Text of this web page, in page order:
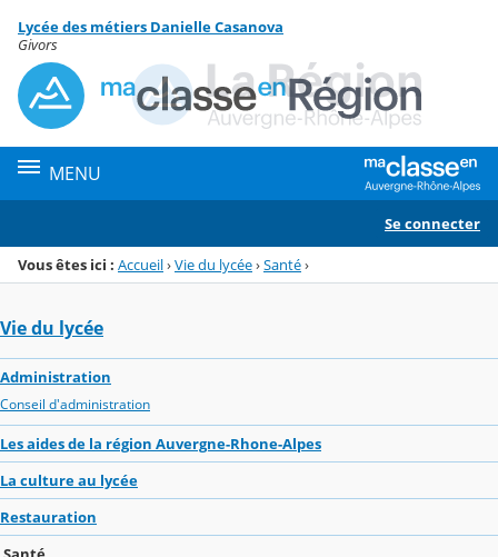
Menu de la rubrique
Contenu
Lycée des métiers Danielle Casanova
Givors
MENU
Se connecter
Vous êtes ici : Accueil›Vie du lycée›Santé›
Vie du lycée
Administration
Conseil d'administration
Les aides de la région Auvergne-Rhone-Alpes
La culture au lycée
Restauration